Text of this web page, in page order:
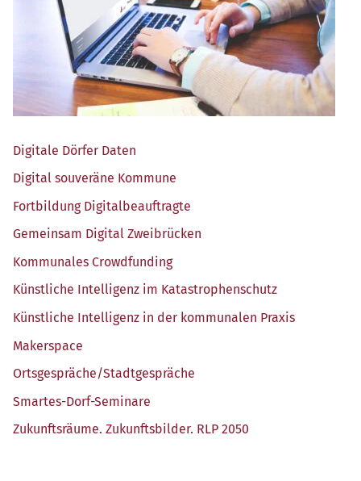
Digi­ta­le Dör­fer Daten
Digi­tal sou­ve­rä­ne Kommune
Fort­bil­dung Digitalbeauftragte
Gemein­sam Digi­tal Zweibrücken
Kom­mu­na­les Crowdfunding
Künst­li­che Intel­li­genz im Katastrophenschutz
Künst­li­che Intel­li­genz in der kom­mu­na­len Praxis
Maker­space
Ortsgespräche/​Stadtgespräche
Smar­tes-Dorf-Semi­na­re
Zukunfts­räu­me. Zukunfts­bil­der. RLP 2050